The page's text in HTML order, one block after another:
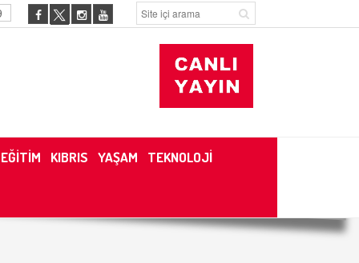
EĞİTİM KIBRIS YAŞAM TEKNOLOJİ